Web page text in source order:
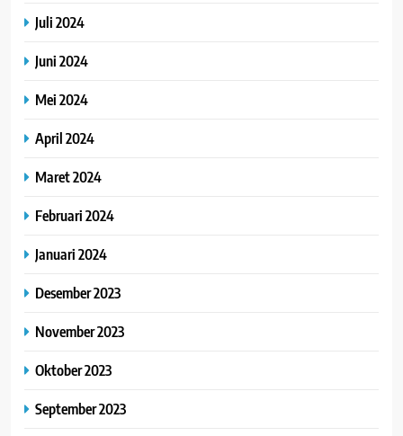
Juli 2024
Juni 2024
Mei 2024
April 2024
Maret 2024
Februari 2024
Januari 2024
Desember 2023
November 2023
Oktober 2023
September 2023